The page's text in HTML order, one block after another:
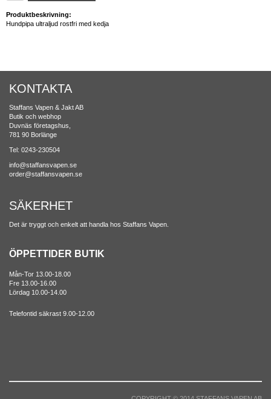
Produktbeskrivning:
Hundpipa ultraljud rostfri med kedja
KONTAKTA
Staffans Vapen & Jakt AB
Butik och webhop
Duvnäs företagshus,
781 90 Borlänge
Tel: 0243-230504
info@staffansvapen.se
order@staffansvapen.se
SÄKERHET
Det är tryggt och enkelt att handla hos Staffans Vapen.
ÖPPETTIDER BUTIK
Mån-Tor 13.00-18.00
Fre 13.00-16.00
Lördag 10.00-14.00
Telefontid säkrast 9.00-12.00